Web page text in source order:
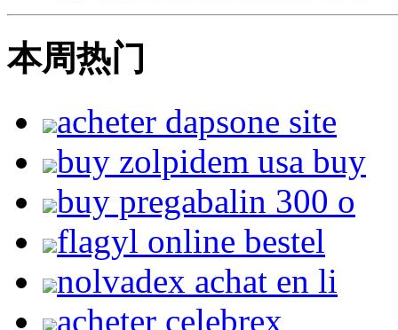
本周热门
acheter dapsone site
buy zolpidem usa buy
buy pregabalin 300 o
flagyl online bestel
nolvadex achat en li
acheter celebrex